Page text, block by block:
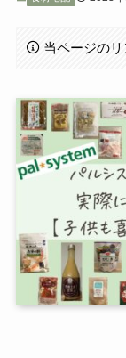
当ページのリ